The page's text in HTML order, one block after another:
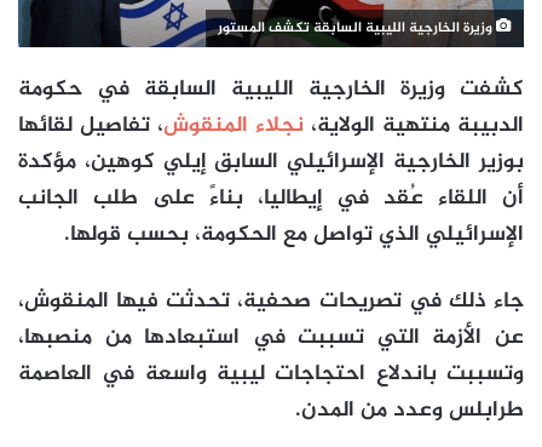
وزيرة الخارجية الليبية السابقة تكشف المستور
كشفت وزيرة الخارجية الليبية السابقة في حكومة
الدبيبة منتهية الولاية، نجلاء المنقوش، تفاصيل لقائها
بوزير الخارجية الإسرائيلي السابق إيلي كوهين، مؤكدة
أن اللقاء عُقد في إيطاليا، بناءً على طلب الجانب
الإسرائيلي الذي تواصل مع الحكومة، بحسب قولها.
جاء ذلك في تصريحات صحفية، تحدثت فيها المنقوش،
عن الأزمة التي تسببت في استبعادها من منصبها،
وتسببت باندلاع احتجاجات ليبية واسعة في العاصمة
طرابلس وعدد من المدن.